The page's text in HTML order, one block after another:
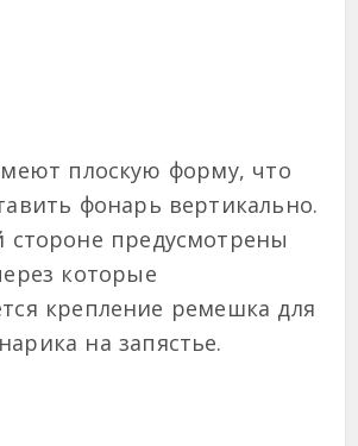
плоскую форму, что
фонарь вертикально.
стороне предусмотрены
которые
крепление ремешка для
на запястье.